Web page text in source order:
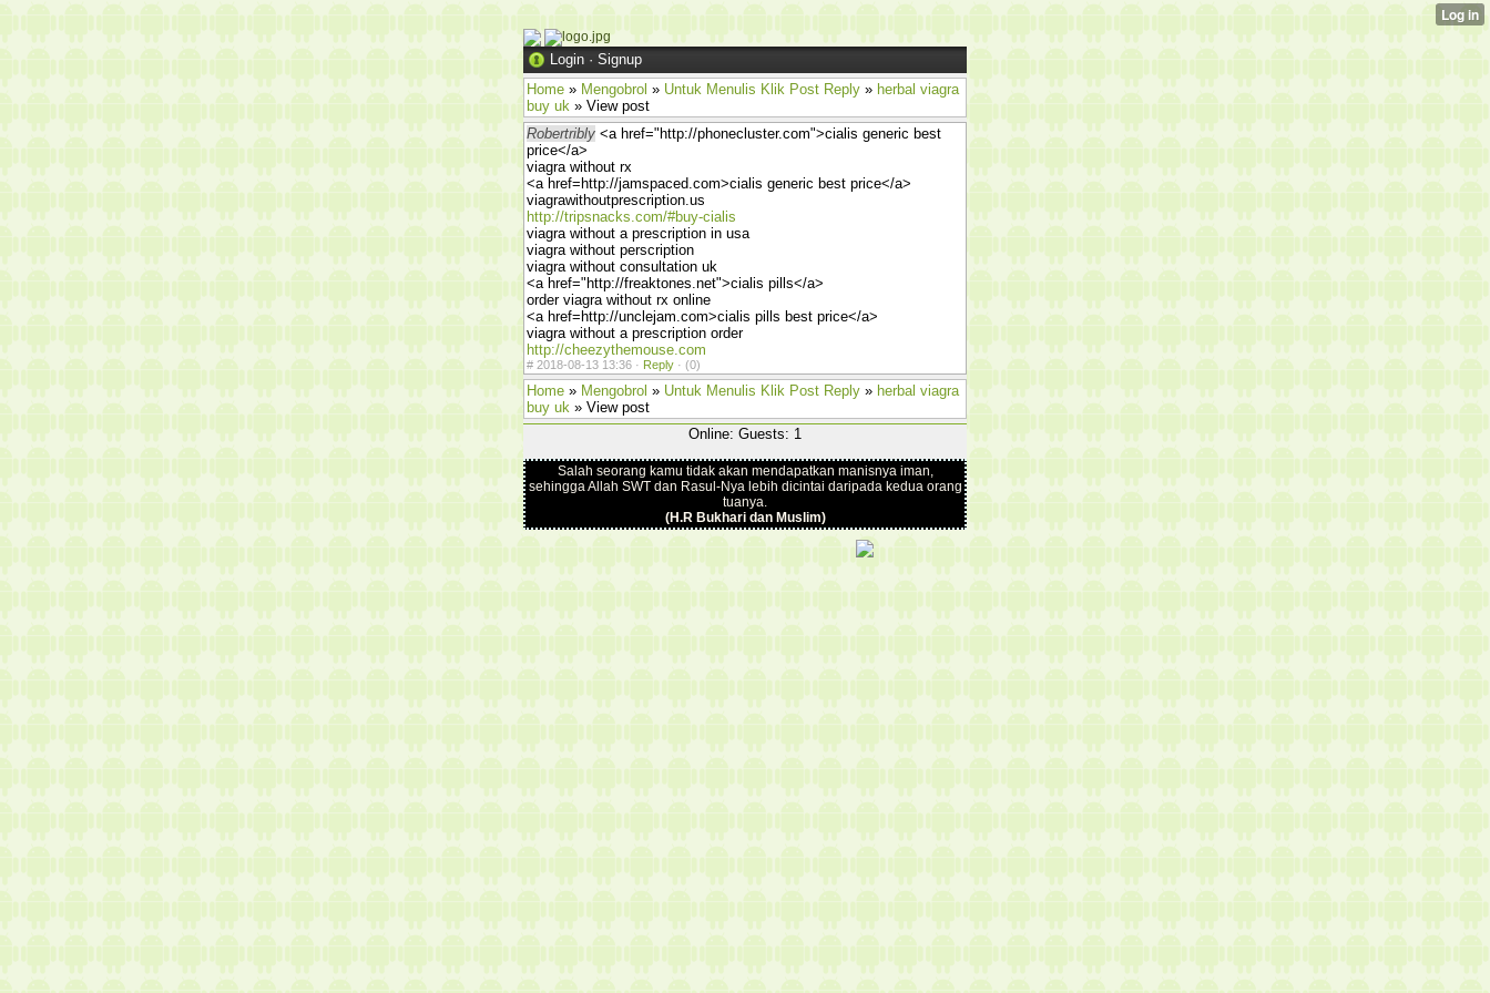
Login · Signup
Home » Mengobrol » Untuk Menulis Klik Post Reply » herbal viagra
buy uk » View post
Robertribly <a href="http://phonecluster.com">cialis generic best
price</a>
viagra without rx
<a href=http://jamspaced.com>cialis generic best price</a>
viagrawithoutprescription.us
http://tripsnacks.com/#buy-cialis
viagra without a prescription in usa
viagra without perscription
viagra without consultation uk
<a href="http://freaktones.net">cialis pills</a>
order viagra without rx online
<a href=http://unclejam.com>cialis pills best price</a>
viagra without a prescription order
http://cheezythemouse.com
# 2018-08-13 13:36 · Reply · (0)
Home » Mengobrol » Untuk Menulis Klik Post Reply » herbal viagra
buy uk » View post
Online: Guests: 1
Salah seorang kamu tidak akan mendapatkan manisnya iman,
sehingga Allah SWT dan Rasul-Nya lebih dicintai daripada kedua orang
tuanya.
(H.R Bukhari dan Muslim)